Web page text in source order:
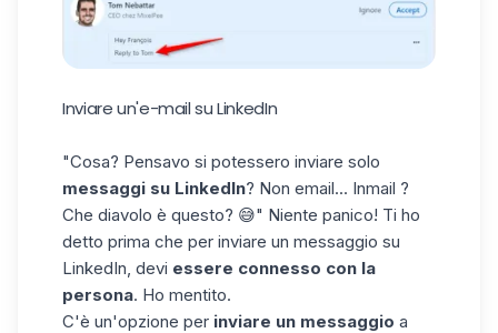
Inviare un'e-mail su LinkedIn
"Cosa? Pensavo si potessero inviare solo
messaggi su LinkedIn? Non email... Inmail ?
Che diavolo è questo? 😅" Niente panico! Ti ho
detto prima che per inviare un messaggio su
LinkedIn, devi essere connesso con la
persona. Ho mentito.
C'è un'opzione per inviare un messaggio a